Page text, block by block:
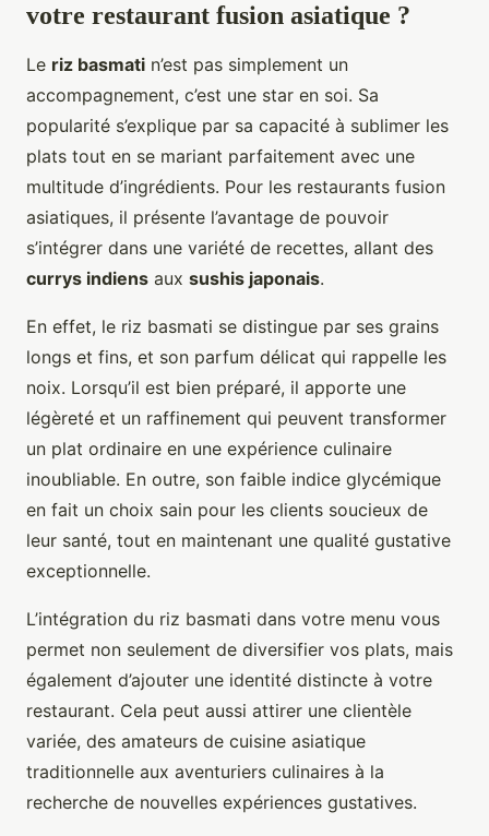
votre restaurant fusion asiatique ?
Le riz basmati n’est pas simplement un
accompagnement, c’est une star en soi. Sa
popularité s’explique par sa capacité à sublimer les
plats tout en se mariant parfaitement avec une
multitude d’ingrédients. Pour les restaurants fusion
asiatiques, il présente l’avantage de pouvoir
s’intégrer dans une variété de recettes, allant des
currys indiens aux sushis japonais.
En effet, le riz basmati se distingue par ses grains
longs et fins, et son parfum délicat qui rappelle les
noix. Lorsqu’il est bien préparé, il apporte une
légèreté et un raffinement qui peuvent transformer
un plat ordinaire en une expérience culinaire
inoubliable. En outre, son faible indice glycémique
en fait un choix sain pour les clients soucieux de
leur santé, tout en maintenant une qualité gustative
exceptionnelle.
L’intégration du riz basmati dans votre menu vous
permet non seulement de diversifier vos plats, mais
également d’ajouter une identité distincte à votre
restaurant. Cela peut aussi attirer une clientèle
variée, des amateurs de cuisine asiatique
traditionnelle aux aventuriers culinaires à la
recherche de nouvelles expériences gustatives.